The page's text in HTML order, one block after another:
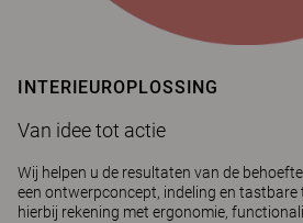
INTERIEUROPLOSSING
Van idee tot actie
Wij helpen u de resultaten van de
een ontwerpconcept, indeling en tastbare
hierbij rekening met ergonomie,